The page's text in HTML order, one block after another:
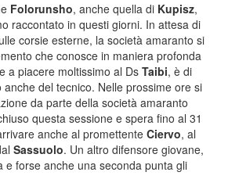
Folorunsho, anche quella di Kupisz,
raccontato in questi giorni. In attesa di
corsie esterne, la società amaranto si
che conosce in maniera profonda
a piacere moltissimo al Ds Taibi, è di
del tecnico. Nelle prossime ore si
da parte della società amaranto
questa sessione e spera fino al 31
anche al promettente Ciervo, al
Sassuolo. Un altro difensore giovane,
e forse anche una seconda punta gli